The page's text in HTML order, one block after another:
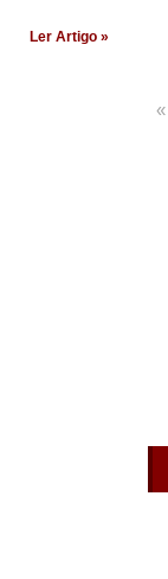
Ler Artigo »
«